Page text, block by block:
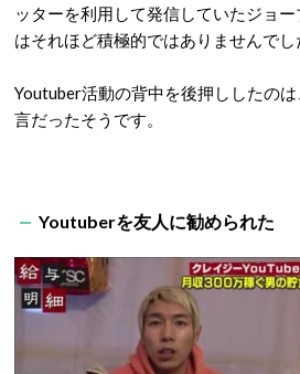
ッターを利用して発信していたジョ
はそれほど積極的ではありませんでし
Youtuber活動の背中を後押ししたの
言だったそうです。
Youtuberを友人に勧められた